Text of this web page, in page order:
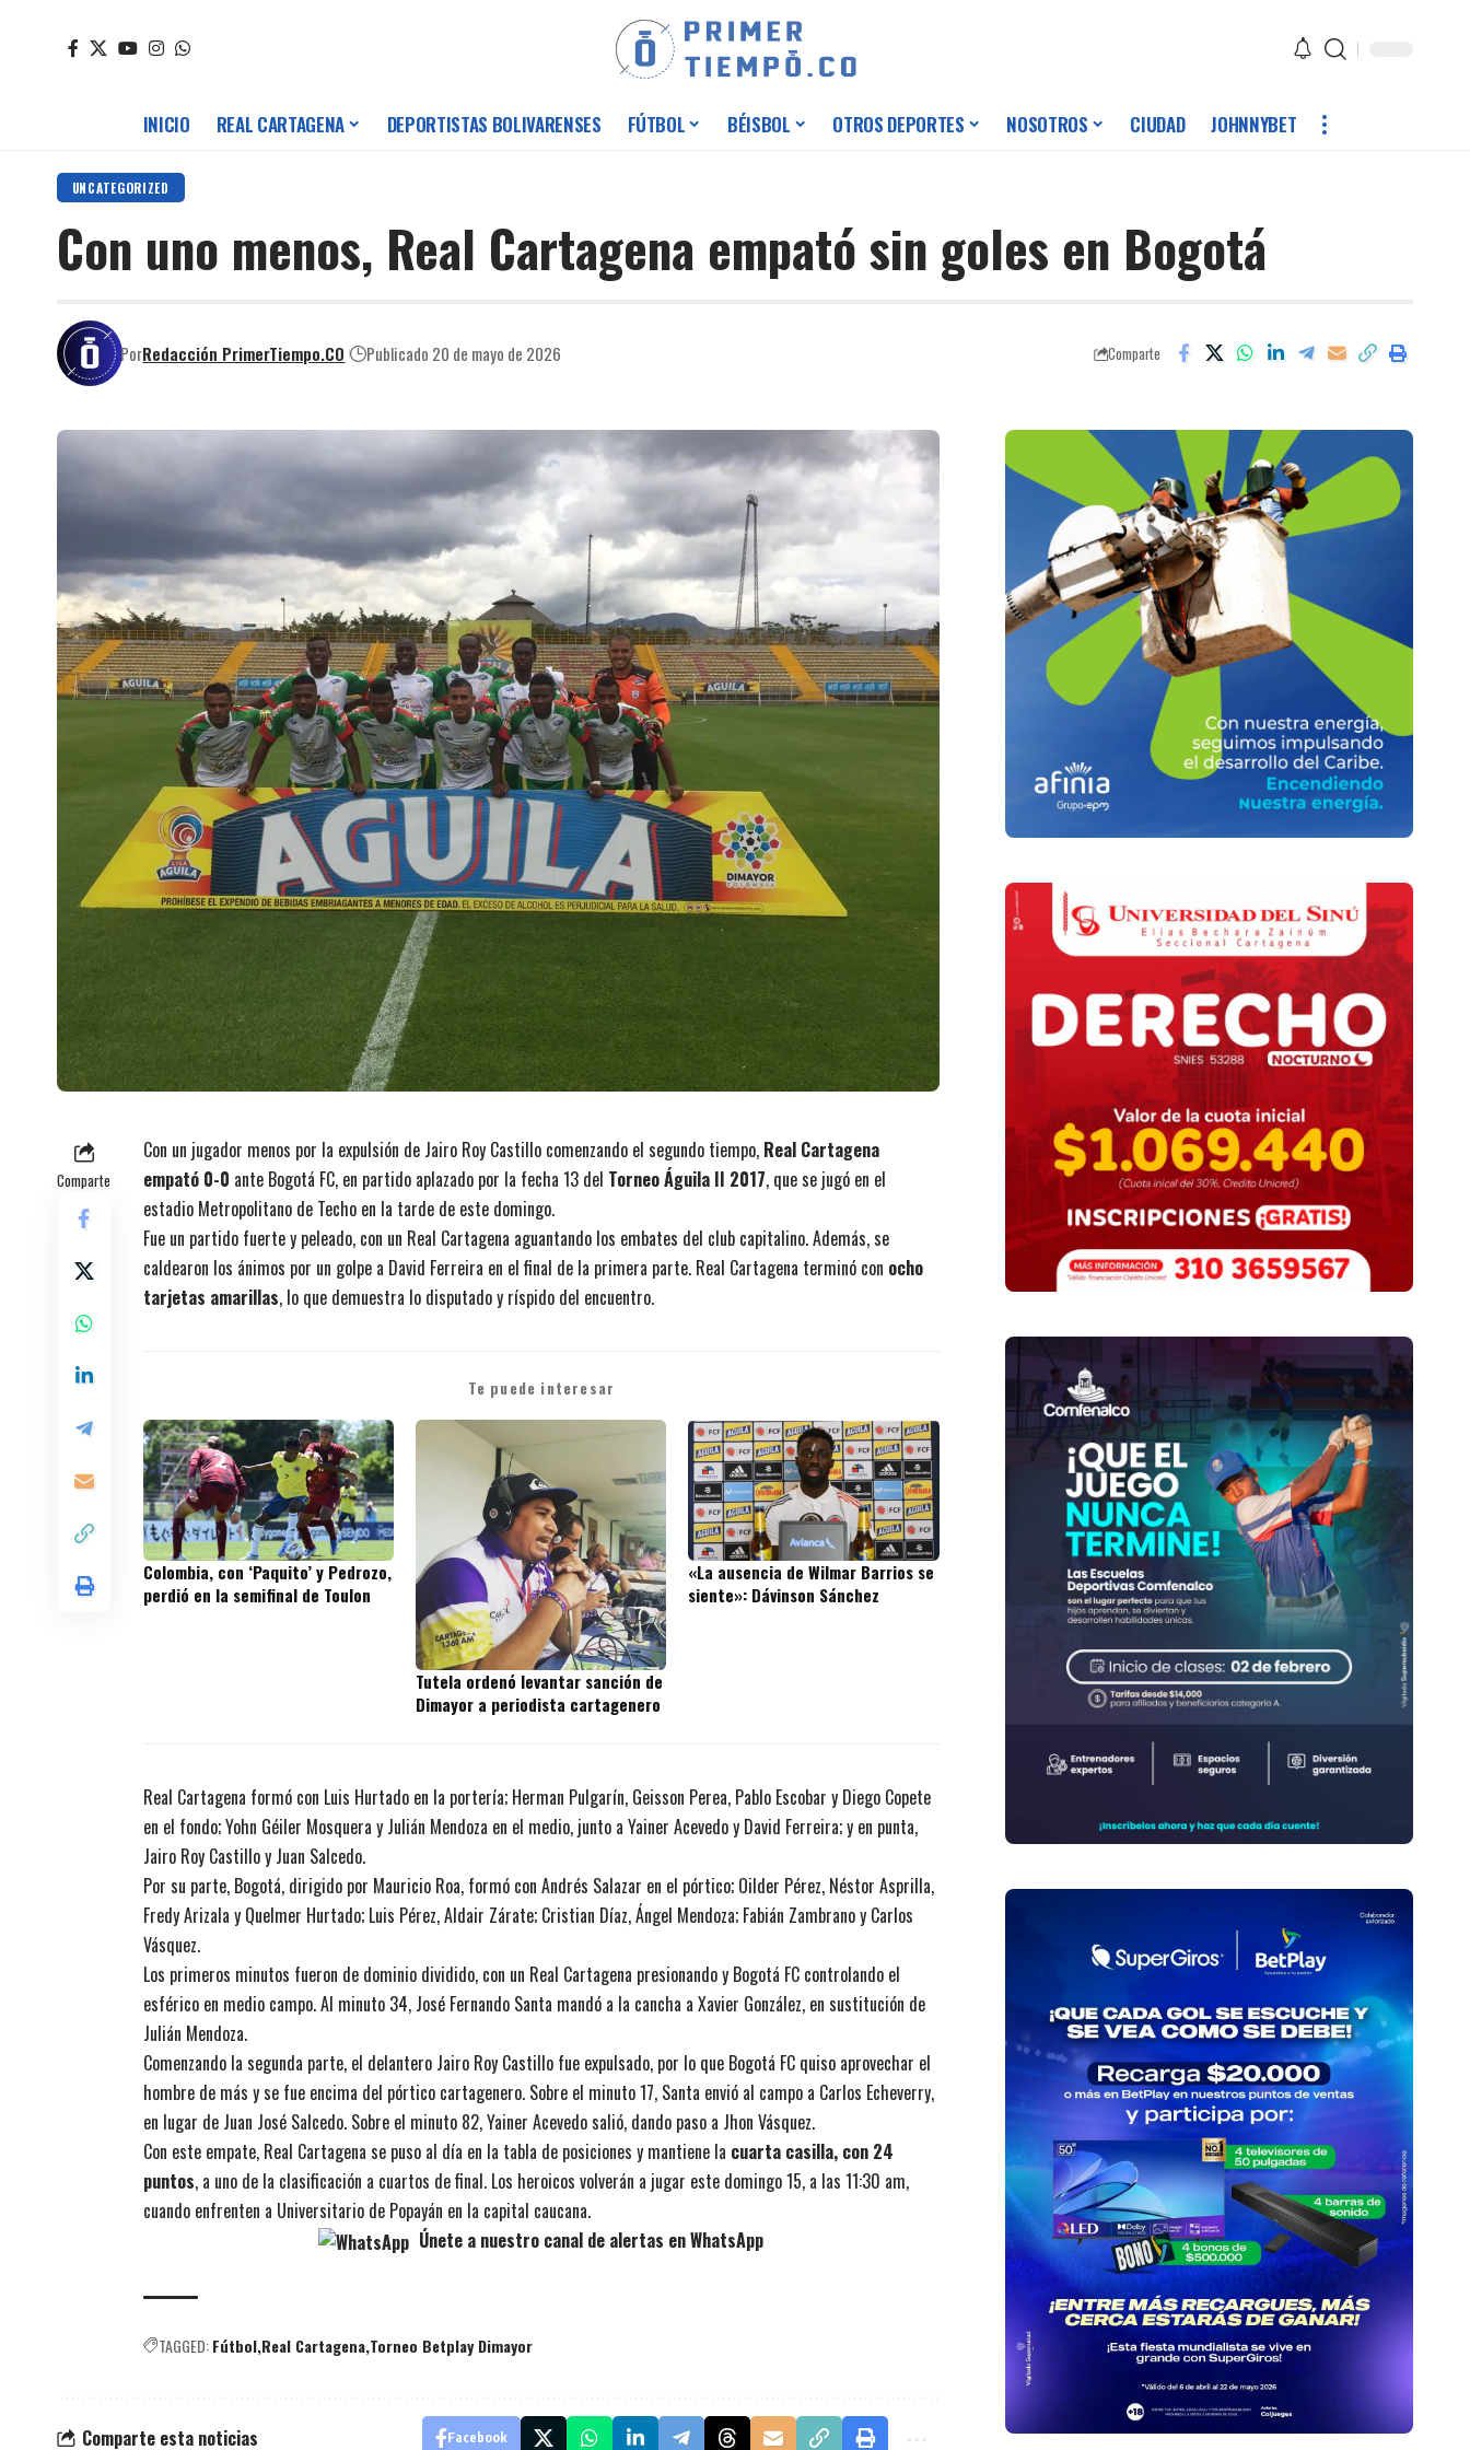
INICIO REAL CARTAGENA DEPORTISTAS BOLIVARENSES FÚTBOL BÉISBOL OTROS DEPORTES NOSOTROS CIUDAD JOHNNYBET
UNCATEGORIZED
Con uno menos, Real Cartagena empató sin goles en Bogotá
PorRedacción PrimerTiempo.CO Publicado 20 de mayo de 2026 Comparte
Comparte
Con un jugador menos por la expulsión de Jairo Roy Castillo comenzando el segundo tiempo, Real Cartagena
empató 0-0 ante Bogotá FC, en partido aplazado por la fecha 13 del Torneo Águila II 2017, que se jugó en el
estadio Metropolitano de Techo en la tarde de este domingo.
Fue un partido fuerte y peleado, con un Real Cartagena aguantando los embates del club capitalino. Además, se
caldearon los ánimos por un golpe a David Ferreira en el final de la primera parte. Real Cartagena terminó con ocho
tarjetas amarillas, lo que demuestra lo disputado y ríspido del encuentro.
Te puede interesar
Colombia, con ‘Paquito’ y Pedrozo,
perdió en la semifinal de Toulon
Tutela ordenó levantar sanción de
Dimayor a periodista cartagenero
«La ausencia de Wilmar Barrios se
siente»: Dávinson Sánchez
Real Cartagena formó con Luis Hurtado en la portería; Herman Pulgarín, Geisson Perea, Pablo Escobar y Diego Copete
en el fondo; Yohn Géiler Mosquera y Julián Mendoza en el medio, junto a Yainer Acevedo y David Ferreira; y en punta,
Jairo Roy Castillo y Juan Salcedo.
Por su parte, Bogotá, dirigido por Mauricio Roa, formó con Andrés Salazar en el pórtico; Oilder Pérez, Néstor Asprilla,
Fredy Arizala y Quelmer Hurtado; Luis Pérez, Aldair Zárate; Cristian Díaz, Ángel Mendoza; Fabián Zambrano y Carlos
Vásquez.
Los primeros minutos fueron de dominio dividido, con un Real Cartagena presionando y Bogotá FC controlando el
esférico en medio campo. Al minuto 34, José Fernando Santa mandó a la cancha a Xavier González, en sustitución de
Julián Mendoza.
Comenzando la segunda parte, el delantero Jairo Roy Castillo fue expulsado, por lo que Bogotá FC quiso aprovechar el
hombre de más y se fue encima del pórtico cartagenero. Sobre el minuto 17, Santa envió al campo a Carlos Echeverry,
en lugar de Juan José Salcedo. Sobre el minuto 82, Yainer Acevedo salió, dando paso a Jhon Vásquez.
Con este empate, Real Cartagena se puso al día en la tabla de posiciones y mantiene la cuarta casilla, con 24
puntos, a uno de la clasificación a cuartos de final. Los heroicos volverán a jugar este domingo 15, a las 11:30 am,
cuando enfrenten a Universitario de Popayán en la capital caucana.
Únete a nuestro canal de alertas en WhatsApp
TAGGED:Fútbol Real Cartagena Torneo Betplay Dimayor
Comparte esta noticias Facebook